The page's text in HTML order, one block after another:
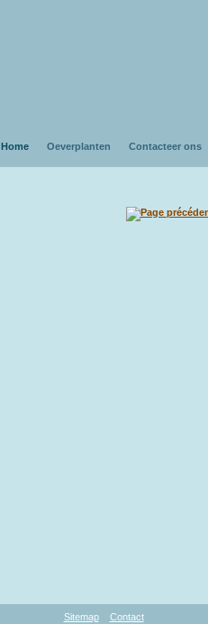
Home Oeverplanten Contacteer ons
Sitemap Contact